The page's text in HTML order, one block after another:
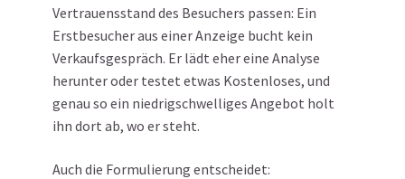
Vertrauensstand des Besuchers passen: Ein
Erstbesucher aus einer Anzeige bucht kein
Verkaufsgespräch. Er lädt eher eine Analyse
herunter oder testet etwas Kostenloses, und
genau so ein niedrigschwelliges Angebot holt
ihn dort ab, wo er steht.
Auch die Formulierung entscheidet: